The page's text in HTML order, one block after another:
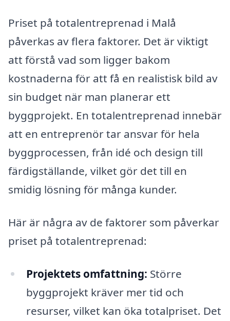
Priset på totalentreprenad i Malå
påverkas av flera faktorer. Det är viktigt
att förstå vad som ligger bakom
kostnaderna för att få en realistisk bild av
sin budget när man planerar ett
byggprojekt. En totalentreprenad innebär
att en entreprenör tar ansvar för hela
byggprocessen, från idé och design till
färdigställande, vilket gör det till en
smidig lösning för många kunder.
Här är några av de faktorer som påverkar
priset på totalentreprenad:
Projektets omfattning: Större
byggprojekt kräver mer tid och
resurser, vilket kan öka totalpriset. Det